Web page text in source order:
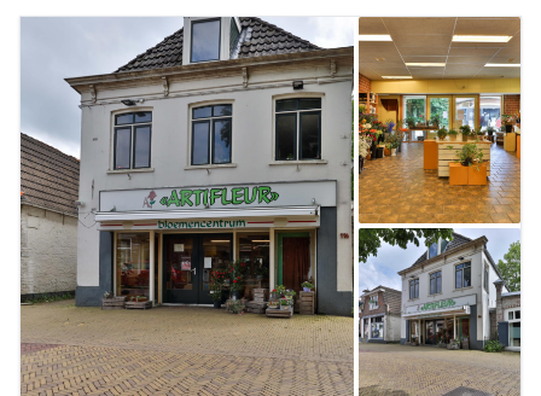
Minimale gebruiksoppervlakte (m²)
Minimale perceeloppervlakte (m²)
Minimaal aantal kamers